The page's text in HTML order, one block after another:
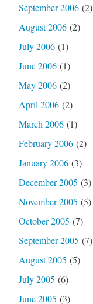
September 2006(2)
August 2006(2)
July 2006(1)
June 2006(1)
May 2006(2)
April 2006(2)
March 2006(1)
February 2006(2)
January 2006(3)
December 2005 (3)
November 2005 (5)
October 2005 (7)
September 2005 (7)
August 2005 (5)
July 2005 (6)
June 2005 (3)